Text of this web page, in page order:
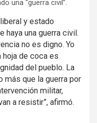
una “guerra civil”.
y estado
haya una guerra civil.
no es digno. Yo
hoja de coca es
del pueblo. La
más que la guerra por
militar,
a resistir”, afirmó.